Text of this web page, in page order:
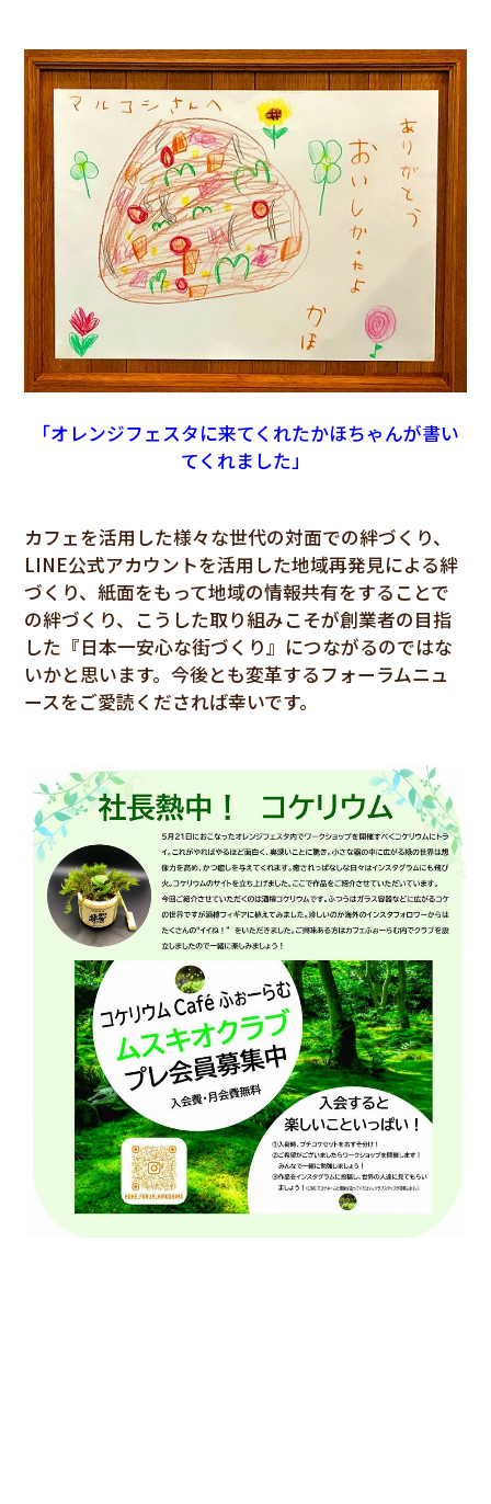
「オレンジフェスタに来てくれたかほちゃんが書い
てくれました」
カフェを活用した様々な世代の対面での絆づくり、
LINE公式アカウントを活用した地域再発見による絆
づくり、紙面をもって地域の情報共有をすることで
の絆づくり、こうした取り組みこそが創業者の目指
した『日本一安心な街づくり』につながるのではな
いかと思います。今後とも変革するフォーラムニュ
ースをご愛読くだされば幸いです。